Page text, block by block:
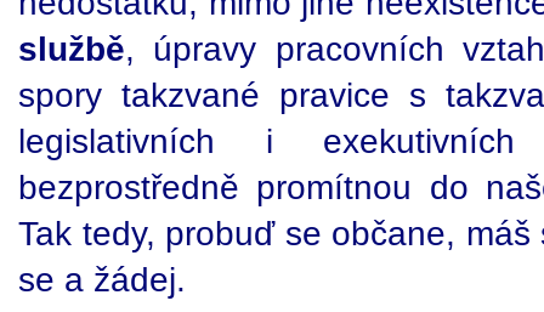
službě, úpravy pracovních
spory takzvané pravice s
legislativních i
bezprostředně promítnou do
Tak tedy, probuď se občane,
se a žádej.